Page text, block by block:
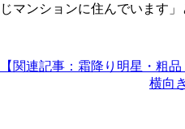
じマンションに住んでいます」
【関連記事：霜降り明星・粗
横向